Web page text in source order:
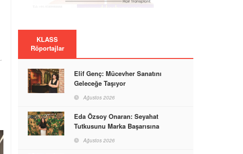
KLASS
Röportajlar
Elif Genç: Mücevher Sanatını
Geleceğe Taşıyor
Ağustos 2026
Eda Özsoy Onaran: Seyahat
Tutkusunu Marka Başarısına
Ağustos 2026